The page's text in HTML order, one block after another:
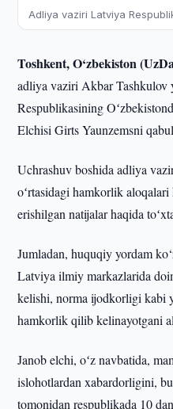
Adliya vaziri Latviya
Toshkent, O‘zbekiston
adliya vaziri Akbar Tashkulov
Respublikasining
Elchisi Girts Yaunzemsni
Uchrashuv boshida adliya
oʻrtasidagi hamkorlik
erishilgan natijalar haqida
Jumladan, huquqiy yordam
Latviya ilmiy markazlarida
kelishi, norma ijodkorligi kabi
hamkorlik qilib kelinayotgani
Janob elchi, oʻz navbatida,
islohotlardan xabardorligini,
tomonidan respublikada 10